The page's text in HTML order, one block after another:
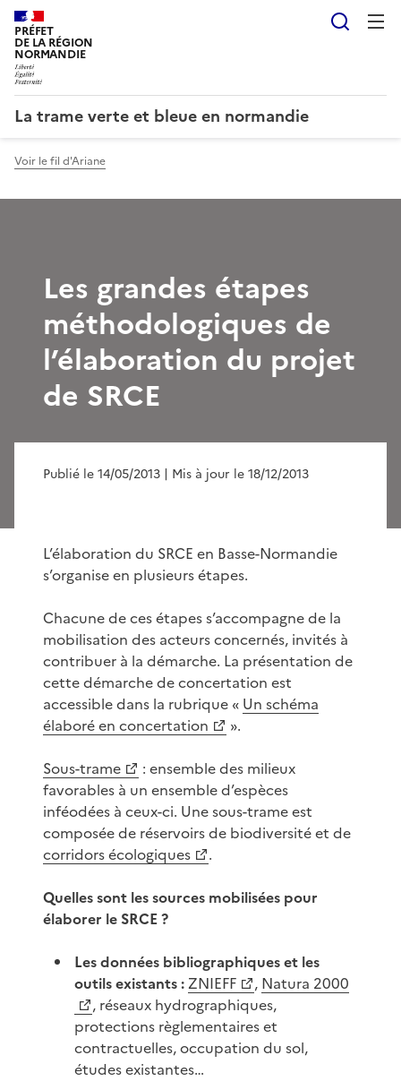
PRÉFET
DE LA RÉGION
NORMANDIE
La trame verte et bleue en normandie
Voir le fil d'Ariane
Les grandes étapes
méthodologiques de
l’élaboration du projet
de SRCE
Publié le 14/05/2013 | Mis à jour le 18/12/2013
L’élaboration du SRCE en Basse-Normandie
s’organise en plusieurs étapes.
Chacune de ces étapes s’accompagne de la
mobilisation des acteurs concernés, invités à
contribuer à la démarche. La présentation de
cette démarche de concertation est
accessible dans la rubrique « Un schéma
élaboré en concertation
».
Sous-trame
: ensemble des milieux
favorables à un ensemble d’espèces
inféodées à ceux-ci. Une sous-trame est
composée de réservoirs de biodiversité et de
corridors écologiques
.
Quelles sont les sources mobilisées pour
élaborer le SRCE ?
Les données bibliographiques et les
outils existants :ZNIEFF , Natura 2000
, réseaux hydrographiques,
protections règlementaires et
contractuelles, occupation du sol,
études existantes…